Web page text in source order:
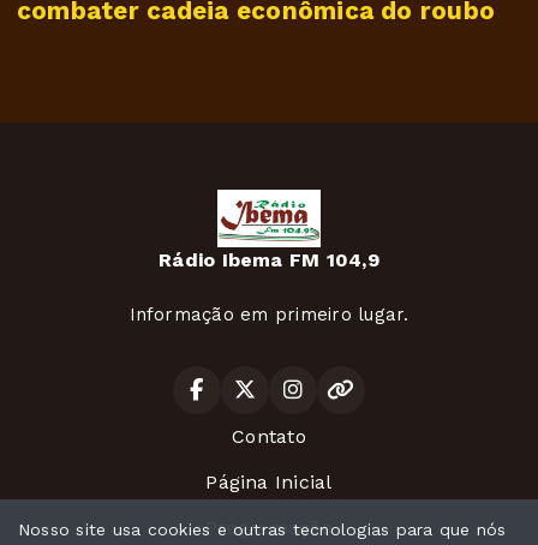
combater cadeia econômica do roubo
Rádio Ibema FM 104,9
Informação em primeiro lugar.
Contato
Página Inicial
Programação
Nosso site usa cookies e outras tecnologias para que nós